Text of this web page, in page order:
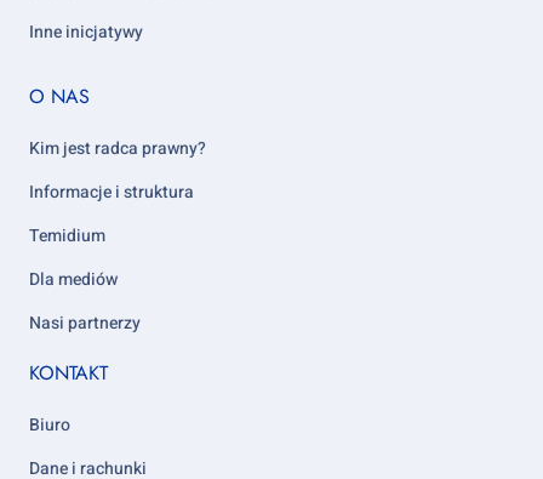
Inne inicjatywy
Footer
5
O NAS
Kim jest radca prawny?
Informacje i struktura
Temidium
Dla mediów
Nasi partnerzy
KONTAKT
Biuro
Dane i rachunki